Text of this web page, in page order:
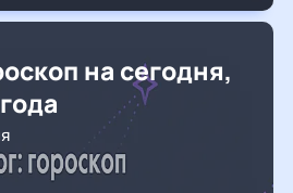
на сегодня,